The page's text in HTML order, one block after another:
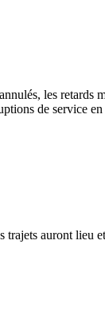
les retards
de service en
auront lieu